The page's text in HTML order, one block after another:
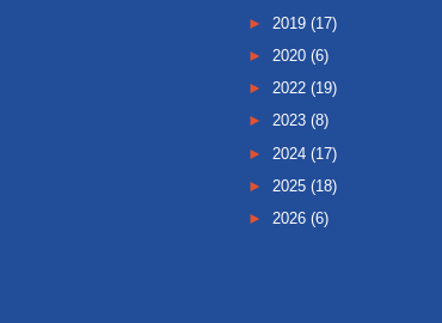
► 2019 (17)
► 2020 (6)
► 2022 (19)
► 2023 (8)
► 2024 (17)
► 2025 (18)
► 2026 (6)